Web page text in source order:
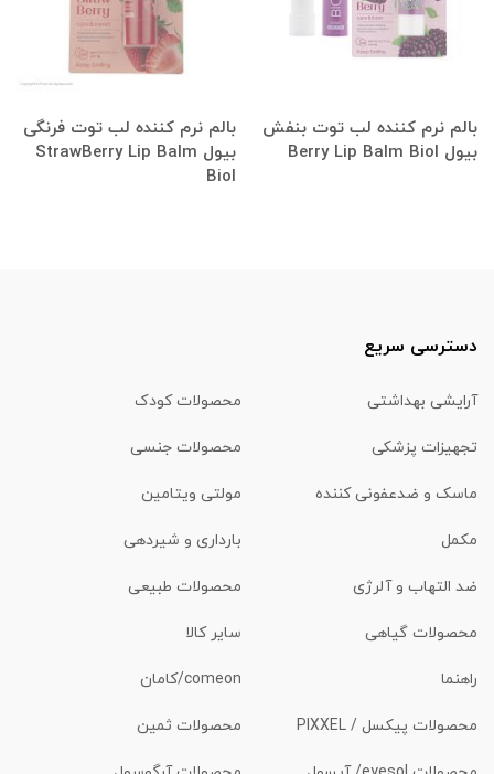
بالم نرم کننده لب توت بنفش
بیول Berry Lip Balm Biol
بالم نرم کننده لب توت فرنگی
بیول StrawBerry Lip Balm
Biol
دسترسی سریع
آرایشی بهداشتی محصولات کودک
تجهیزات پزشکی محصولات جنسی
ماسک و ضدعفونی کننده مولتی ویتامین
مکمل بارداری و شیردهی
ضد التهاب و آلرژی محصولات طبیعی
محصولات گیاهی سایر کالا
راهنما comeon/کامان
محصولات پیکسل / PIXXEL محصولات ثمین